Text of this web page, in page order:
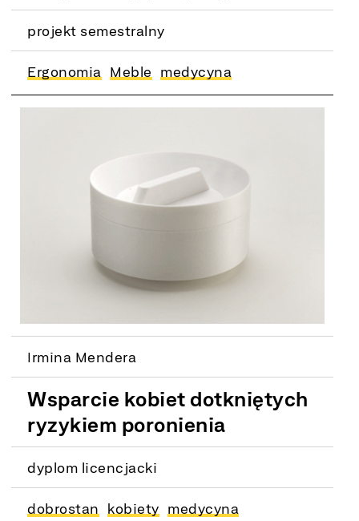
w szpitalu. Współpraca z
firmą Formed Żywiec
projekt semestralny
Ergonomia Meble medycyna
Irmina Mendera
Wsparcie kobiet dotkniętych
ryzykiem poronienia
dyplom licencjacki
dobrostan kobiety medycyna